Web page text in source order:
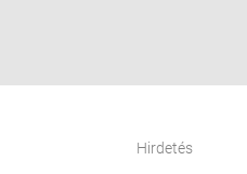
Hirdetés